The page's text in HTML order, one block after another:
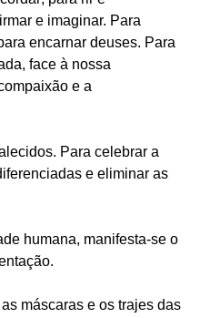
e imaginar. Para
encarnar deuses. Para
face à nossa
e a
Para celebrar a
e eliminar as
humana, manifesta-se o
máscaras e os trajes das